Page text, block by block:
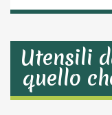
Utensili
quello